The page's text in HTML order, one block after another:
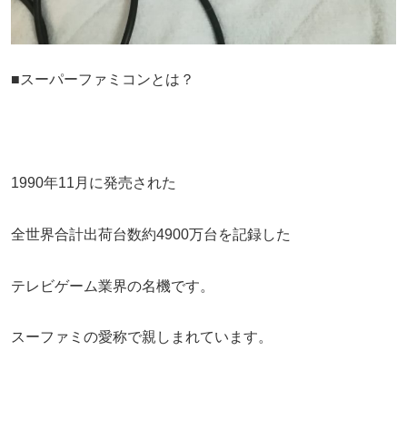
■スーパーファミコンとは？
1990年11月に発売された
全世界合計出荷台数約4900万台を記録した
テレビゲーム業界の名機です。
スーファミの愛称で親しまれています。